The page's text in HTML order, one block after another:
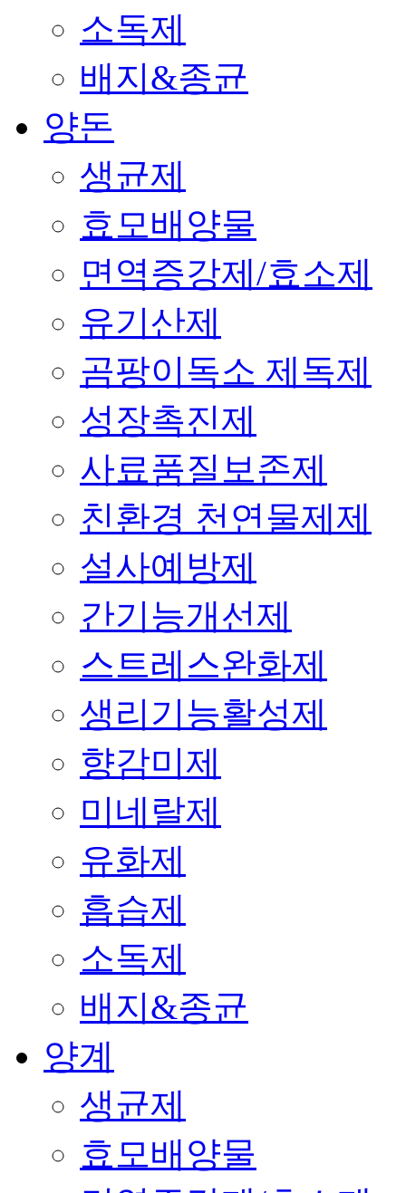
소독제
배지&종균
양돈
생균제
효모배양물
면역증강제/효소제
유기산제
곰팡이독소 제독제
성장촉진제
사료품질보존제
친환경 천연물제제
설사예방제
간기능개선제
스트레스완화제
생리기능활성제
향감미제
미네랄제
유화제
흡습제
소독제
배지&종균
양계
생균제
효모배양물